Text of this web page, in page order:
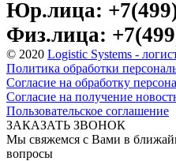
Юр.лица:
Физ.лица:
© 2020 Logistic Systems -
Политика обработки
Согласие на обработку
Согласие на получение
Пользовательское соглашение
ЗАКАЗАТЬ ЗВОНОК
Мы свяжемся с Вами в
вопросы